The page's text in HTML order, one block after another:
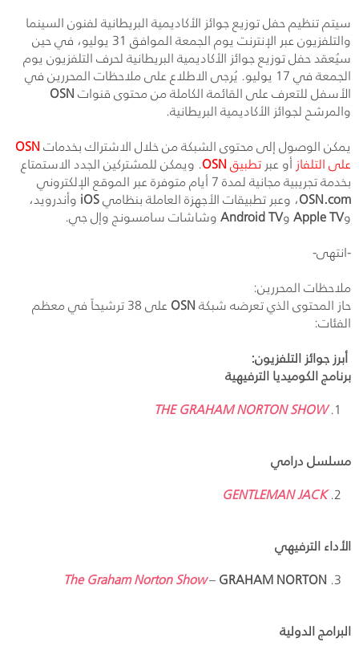
سيتم تنظيم حفل توزيع جوائز الأكاديمية البريطانية لفنون السينما
والتلفزيون عبر الإنترنت يوم الجمعة الموافق 31 يوليو، في حين
سيُعقد حفل توزيع جوائز الأكاديمية البريطانية لحرف التلفزيون يوم
الجمعة في 17 يوليو. يُرجى الاطلاع على ملاحظات المحررين في
الأسفل للتعرف على القائمة الكاملة من محتوى قنواتOSN
والمرشح لجوائز الأكاديمية البريطانية.
يمكن الوصول إلى محتوى الشبكة من خلال الاشتراك بخدماتOSN
على التلفاز أو عبرتطبيقOSN. ويمكن للمشتركين الجدد الاستمتاع
بخدمة تجريبية مجانية لمدة 7 أيام متوفرة عبر الموقع الإلكتروني
OSN.com، وعبر تطبيقات الأجهزة العاملة بنظاميiOSوأندرويد،
وApple TVوAndroid TVوشاشات سامسونج وإل جي.
-انتهى-
ملاحظات المحررين:
حاز المحتوى الذي تعرضه شبكةOSN على 38 ترشيحاً في معظم
الفئات:
أبرز جوائز التلفزيون:
برنامج الكوميديا الترفيهية
THE GRAHAM NORTON SHOW
مسلسل درامي
GENTLEMAN JACK
الأداء الترفيهي
GRAHAM NORTON
–
The Graham Norton Show
البرامج الدولية